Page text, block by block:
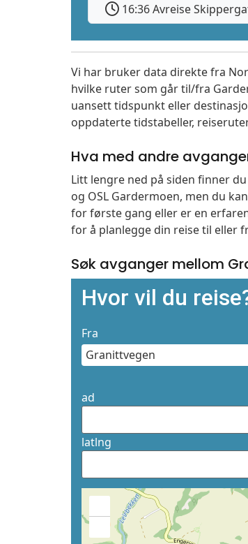
16:36 Avreise
Vi har bruker data direkte fra
hvilke ruter som går til/fra
uansett tidspunkt eller
oppdaterte tidstabeller,
Hva med andre
Litt lengre ned på siden finner
og OSL Gardermoen, men du
for første gang eller er en
for å planlegge din reise til eller
Søk avganger mellom
Hvor vil du
Fra
ad
latlng